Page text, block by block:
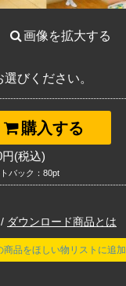
画像を拡大する
びください。
購入する
円(税込)
バック：80pt
/ ダウンロード商品とは
商品をほしい物リストに追加